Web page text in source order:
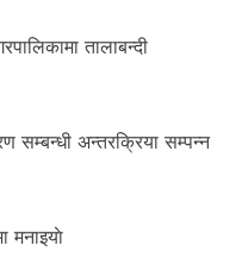
तालाबन्दी
सम्बन्धी अन्तरक्रिया सम्पन्न
मनाइयाे